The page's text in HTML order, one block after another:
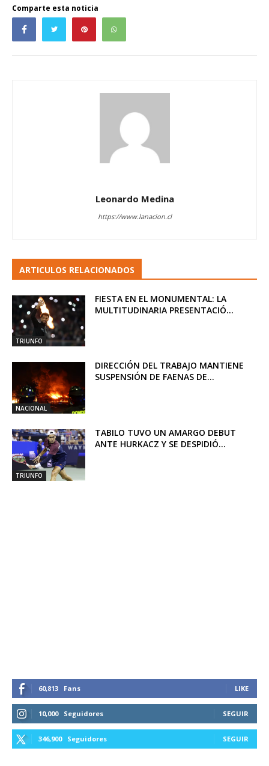
Comparte esta noticia
Leonardo Medina
https://www.lanacion.cl
ARTICULOS RELACIONADOS
TRIUNFO
FIESTA EN EL MONUMENTAL: LA
MULTITUDINARIA PRESENTACIÓ...
NACIONAL
DIRECCIÓN DEL TRABAJO MANTIENE
SUSPENSIÓN DE FAENAS DE...
TRIUNFO
TABILO TUVO UN AMARGO DEBUT
ANTE HURKACZ Y SE DESPIDIÓ...
60,813 Fans LIKE
10,000 Seguidores SEGUIR
346,900 Seguidores SEGUIR